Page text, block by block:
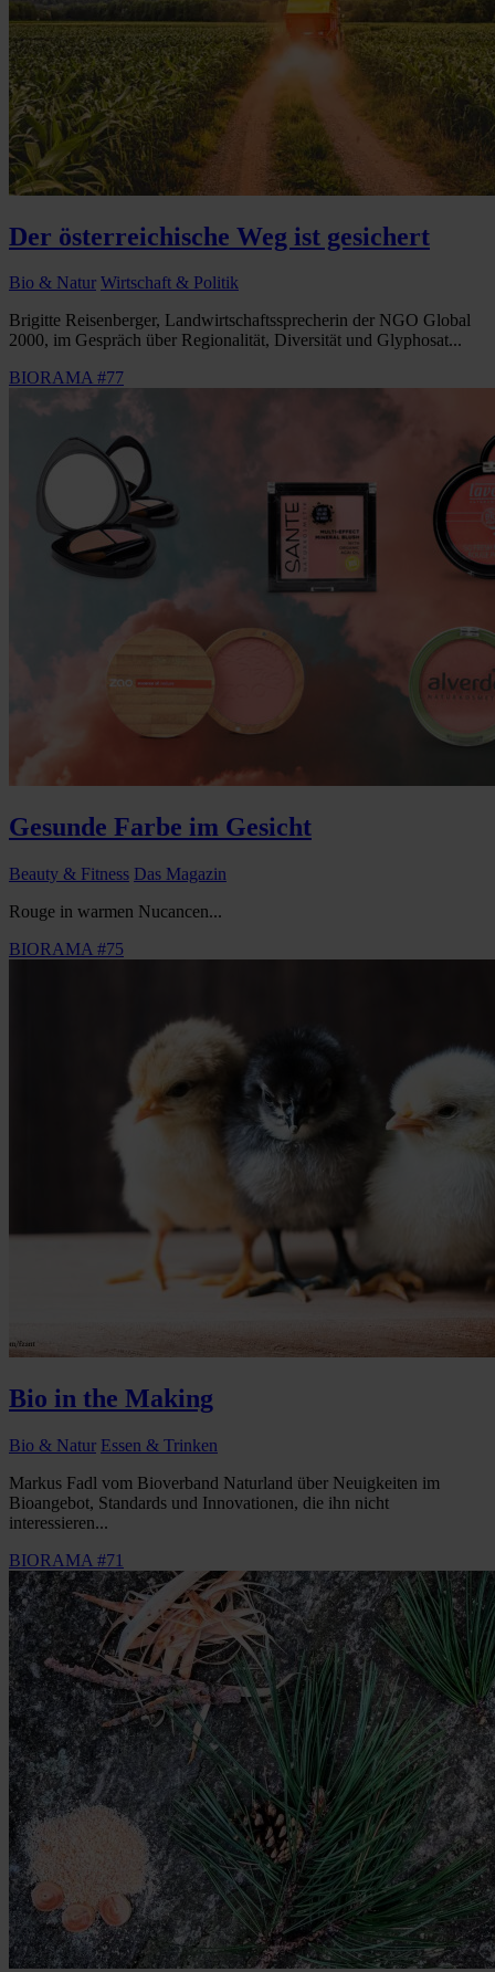
Der österreichische Weg ist gesichert
Bio & Natur Wirtschaft & Politik
Brigitte Reisenberger, Landwirtschaftssprecherin der NGO Global
2000, im Gespräch über Regionalität, Diversität und Glyphosat...
BIORAMA #77
Gesunde Farbe im Gesicht
Beauty & Fitness Das Magazin
Rouge in warmen Nucancen...
BIORAMA #75
Bio in the Making
Bio & Natur Essen & Trinken
Markus Fadl vom Bioverband Naturland über Neuigkeiten im
Bioangebot, Standards und Innovationen, die ihn nicht
interessieren...
BIORAMA #71